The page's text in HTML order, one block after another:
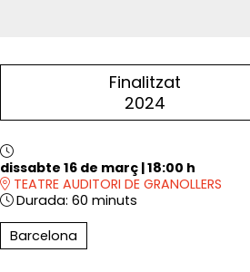
Finalitzat
2024
dissabte 16 de març |18:00 h
TEATRE AUDITORI DE GRANOLLERS
Durada: 60 minuts
Barcelona